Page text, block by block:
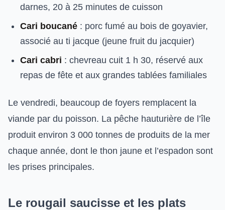
darnes, 20 à 25 minutes de cuisson
Cari boucané : porc fumé au bois de goyavier,
associé au ti jacque (jeune fruit du jacquier)
Cari cabri : chevreau cuit 1 h 30, réservé aux
repas de fête et aux grandes tablées familiales
Le vendredi, beaucoup de foyers remplacent la
viande par du poisson. La pêche hauturière de l’île
produit environ 3 000 tonnes de produits de la mer
chaque année, dont le thon jaune et l’espadon sont
les prises principales.
Le rougail saucisse et les plats